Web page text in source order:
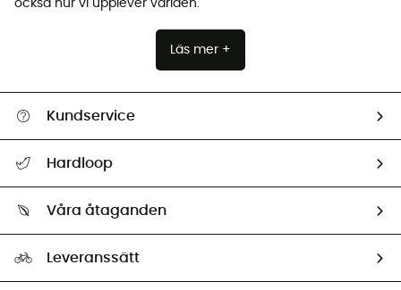
också hur vi upplever världen.
Läs mer +
Kundservice
Retur & återbetalning
Hardloop
Ambassadörer
Våra åtaganden
Leveranssätt